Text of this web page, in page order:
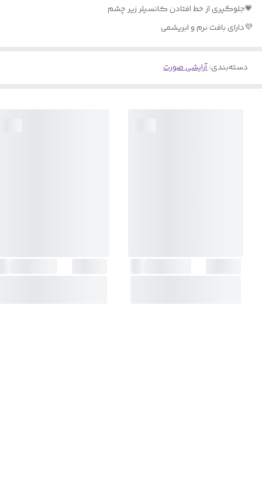
💗جلوگیری از خط افتادن کانسیلر زیر چشم
💜دارای بافت نرم و ابریشمی
دسته‌بندی:آرایشی صورت